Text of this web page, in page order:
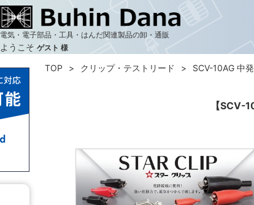
電気・電子部品・工具・はんだ関連製品の卸・通販
ようこそ ゲスト 様
【SCV-
TOP クリップ・テストリード SCV-10AG 中